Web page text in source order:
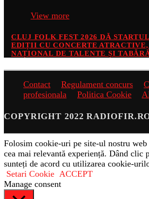
View more
CLUJ FOLK FEST 2026 DĂ
EDIȚII CU CONCERTE ATRACTIVE,
NAȚIONAL DE TALENTE ȘI
Contact Regulament concurs
profesionala
Politica Cookie
COPYRIGHT 2022
Folosim cookie-uri pe site-ul nostru
cea mai relevantă experiență. Dând clic
sunteți de acord cu utilizarea cookie-
Setari Cookie ACCEPT
Manage consent